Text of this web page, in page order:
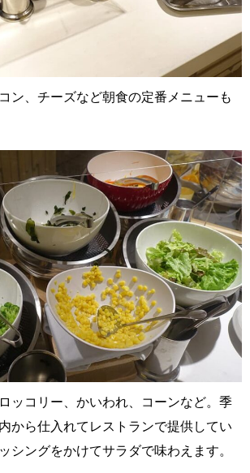
ン、チーズなど朝食の定番メニューも
ッコリー、かいわれ、コーンなど。季
から仕入れてレストランで提供してい
シングをかけてサラダで味わえます。